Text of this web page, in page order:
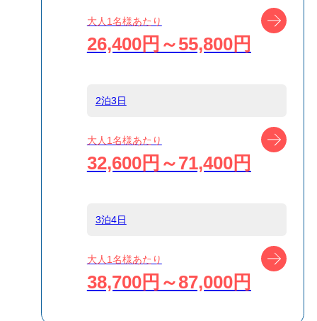
往復高速ジェッ
ゲストハウス
受付方式
リクエスト受付
商品対象
大人1名様あたり
26,400円～55,800円
2泊3日
大人1名様あたり
32,600円～71,400円
3泊4日
大人1名様あたり
38,700円～87,000円